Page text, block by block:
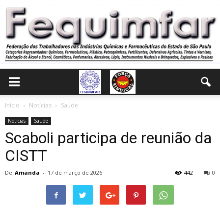
Início Notícias Saúde
Notícias Saúde
Scaboli participa de reunião da
CISTT
De Amanda - 17 de março de 2026 0
442